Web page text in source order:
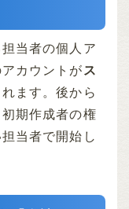
当者の個人ア
カウントが ス
ます。後から
期作成者の権
当者で開始し